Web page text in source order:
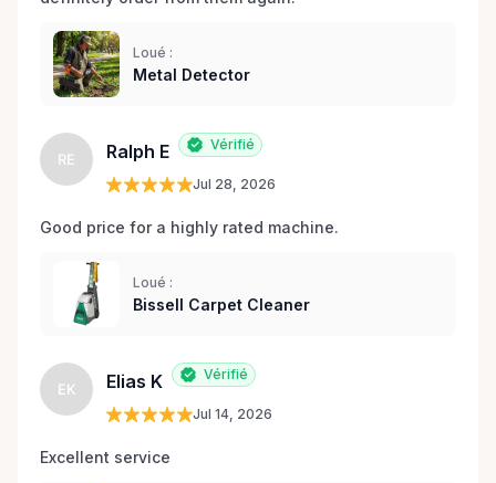
Loué :
Metal Detector
RE Ralph E Vérifié
Jul 28, 2026
Good price for a highly rated machine.
Loué :
Bissell Carpet Cleaner
EK Elias K Vérifié
Jul 14, 2026
Excellent service